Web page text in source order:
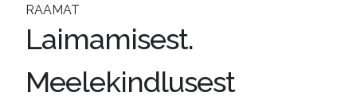
RAAMAT
Laimamisest.
Meelekindlusest